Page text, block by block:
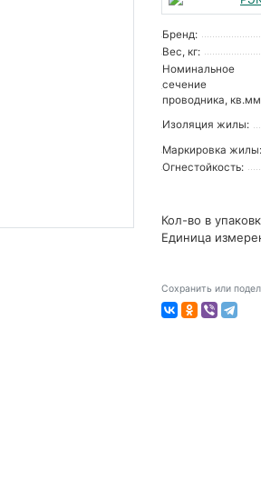
Бренд:
Вес, кг:
Номинальное
сечение
проводника,
Изоляция жилы:
Маркировка жилы:
Огнестойкость:
Кол-во в
Единица
Сохранить или